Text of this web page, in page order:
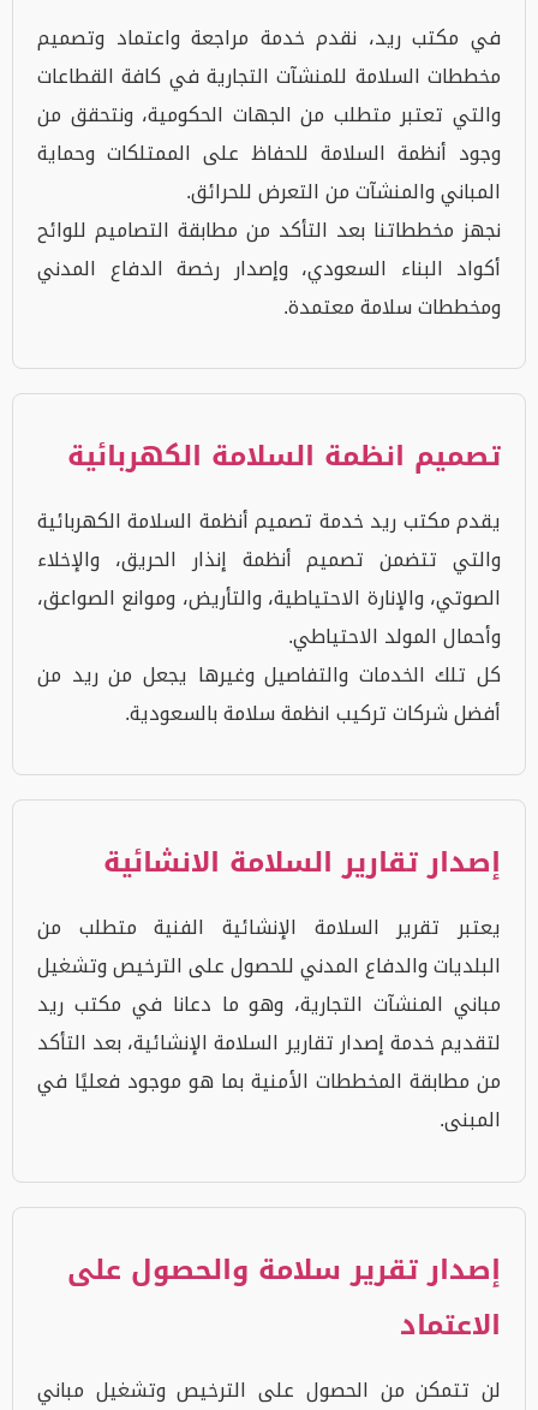
في مكتب ريد، نقدم خدمة مراجعة واعتماد وتصميم
مخططات السلامة للمنشآت التجارية في كافة القطاعات
والتي تعتبر متطلب من الجهات الحكومية، ونتحقق من
وجود أنظمة السلامة للحفاظ على الممتلكات وحماية
المباني والمنشآت من التعرض للحرائق.
نجهز مخططاتنا بعد التأكد من مطابقة التصاميم للوائح
أكواد البناء السعودي، وإصدار رخصة الدفاع المدني
ومخططات سلامة معتمدة.
تصميم انظمة السلامة الكهربائية
يقدم مكتب ريد خدمة تصميم أنظمة السلامة الكهربائية
والتي تتضمن تصميم أنظمة إنذار الحريق، والإخلاء
الصوتي، والإنارة الاحتياطية، والتأريض، وموانع الصواعق،
وأحمال المولد الاحتياطي.
كل تلك الخدمات والتفاصيل وغيرها يجعل من ريد من
أفضل شركات تركيب انظمة سلامة بالسعودية.
إصدار تقارير السلامة الانشائية
يعتبر تقرير السلامة الإنشائية الفنية متطلب من
البلديات والدفاع المدني للحصول على الترخيص وتشغيل
مباني المنشآت التجارية، وهو ما دعانا في مكتب ريد
لتقديم خدمة إصدار تقارير السلامة الإنشائية، بعد التأكد
من مطابقة المخططات الأمنية بما هو موجود فعليًا في
المبنى.
إصدار تقرير سلامة والحصول على
الاعتماد
لن تتمكن من الحصول على الترخيص وتشغيل مباني